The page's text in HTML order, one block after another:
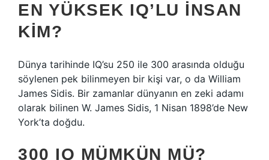
EN YÜKSEK IQ’LU INSAN
KIM?
Dünya tarihinde IQ’su 250 ile 300 arasında olduğu
söylenen pek bilinmeyen bir kişi var, o da William
James Sidis. Bir zamanlar dünyanın en zeki adamı
olarak bilinen W. James Sidis, 1 Nisan 1898’de New
York’ta doğdu.
300 IQ MÜMKÜN MÜ?